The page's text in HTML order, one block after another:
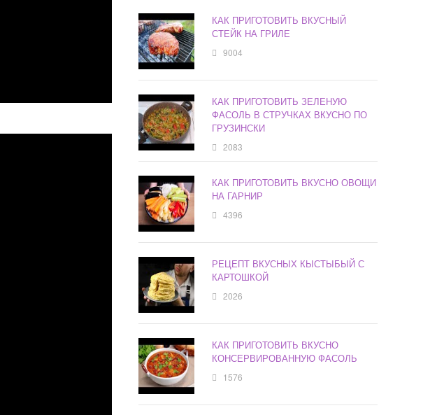
КАК ПРИГОТОВИТЬ ВКУСНЫЙ
СТЕЙК НА ГРИЛЕ
9004
КАК ПРИГОТОВИТЬ ЗЕЛЕНУЮ
ФАСОЛЬ В СТРУЧКАХ ВКУСНО ПО
ГРУЗИНСКИ
2083
КАК ПРИГОТОВИТЬ ВКУСНО ОВОЩИ
НА ГАРНИР
4396
РЕЦЕПТ ВКУСНЫХ КЫСТЫБЫЙ С
КАРТОШКОЙ
2026
КАК ПРИГОТОВИТЬ ВКУСНО
КОНСЕРВИРОВАННУЮ ФАСОЛЬ
1576